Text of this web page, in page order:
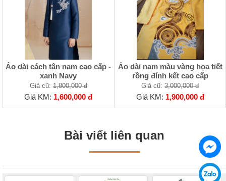
Áo dài cách tân nam cao cấp -
xanh Navy
Giá cũ:1,800,000 đ
Giá KM: 1,600,000 đ
Áo dài nam màu vàng họa tiết
rồng đính kết cao cấp
Giá cũ:3,000,000 đ
Giá KM: 1,900,000 đ
Bài viết liên quan